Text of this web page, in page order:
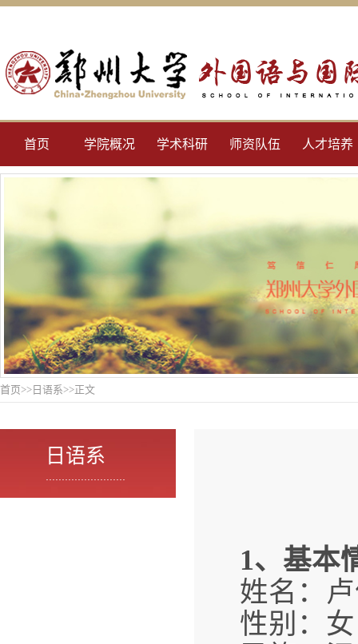
首页 学院概况 学术科研 师资队伍 人才培养
首页>> 日语系>>正文
日语系
1、基本
姓名：
性别：女